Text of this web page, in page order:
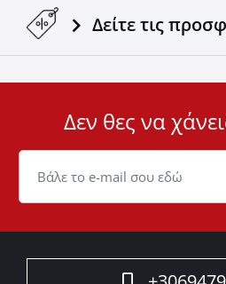
Δείτε τις
ID
Cookie
Δεν θες να